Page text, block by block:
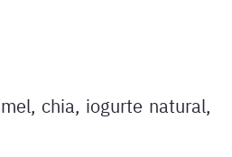
chia, iogurte natural,